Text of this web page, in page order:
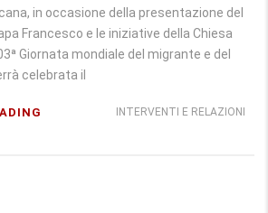
in occasione della presentazione del
Francesco e le iniziative della Chiesa
Giornata mondiale del migrante e del
celebrata il
INTERVENTI E RELAZIONI